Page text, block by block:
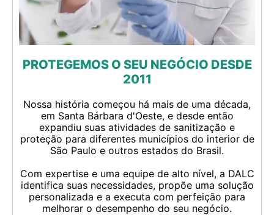
PROTEGEMOS O SEU NEGÓCIO DESDE
2011
Nossa história começou há mais de uma década,
em Santa Bárbara d'Oeste, e desde então
expandiu suas atividades de sanitização e
proteção para diferentes municípios do interior de
São Paulo e outros estados do Brasil.
Com expertise e uma equipe de alto nível, a DALC
identifica suas necessidades, propõe uma solução
personalizada e a executa com perfeição para
melhorar o desempenho do seu negócio.